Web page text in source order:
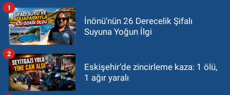
İnönü’nün 26 Derecelik Şifalı
Suyuna Yoğun İlgi
1
Eskişehir’de zincirleme kaza: 1 ölü,
1 ağır yaralı
2